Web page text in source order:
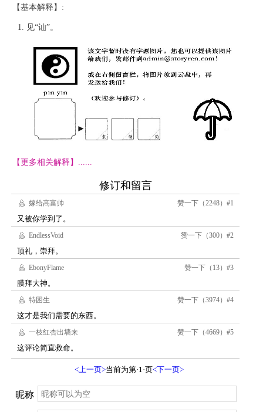
【基本解释】:
见“讪”。
【更多相关解释】......